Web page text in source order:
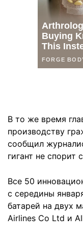
В то же время
производству
сообщил
гигант не спорит
Все 50
с середины
батарей на двух
Airlines Co Ltd и